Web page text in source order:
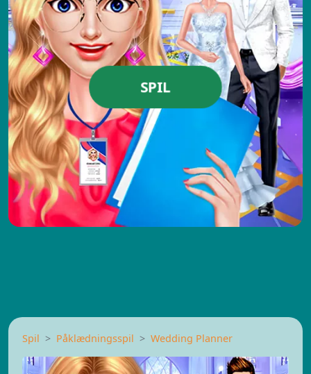
SPIL
Spil Påklædningsspil Wedding Planner